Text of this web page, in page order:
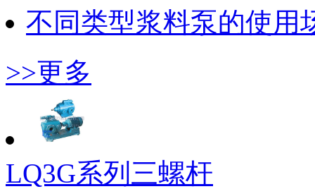
不同类型浆料泵的使用
>>更多
LQ3G系列三螺杆